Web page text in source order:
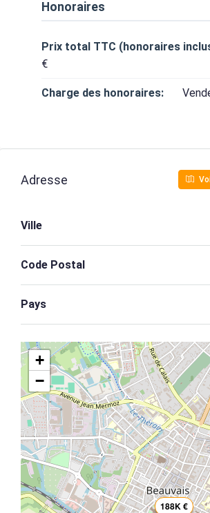
Honoraires
Prix total TTC (honoraires
€
Charge des honoraires:
Adresse
Ville
Code Postal
Pays
188K €
+
−